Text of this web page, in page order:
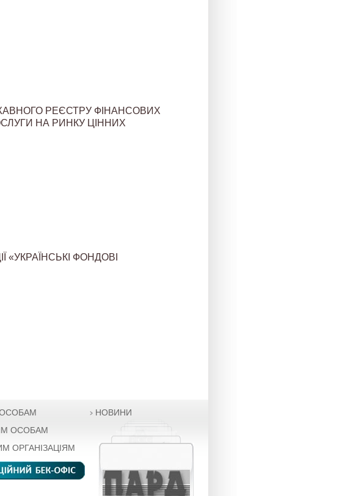
РЕЄСТРУ ФІНАНСОВИХ
НА РИНКУ ЦІННИХ
ФОНДОВІ
ОСОБАМ
ОРГАНІЗАЦІЯМ
НОВИНИ